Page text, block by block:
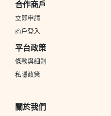
合作商戶
立即申請
商戶登入
平台政策
條款與細則
私隱政策
關於我們